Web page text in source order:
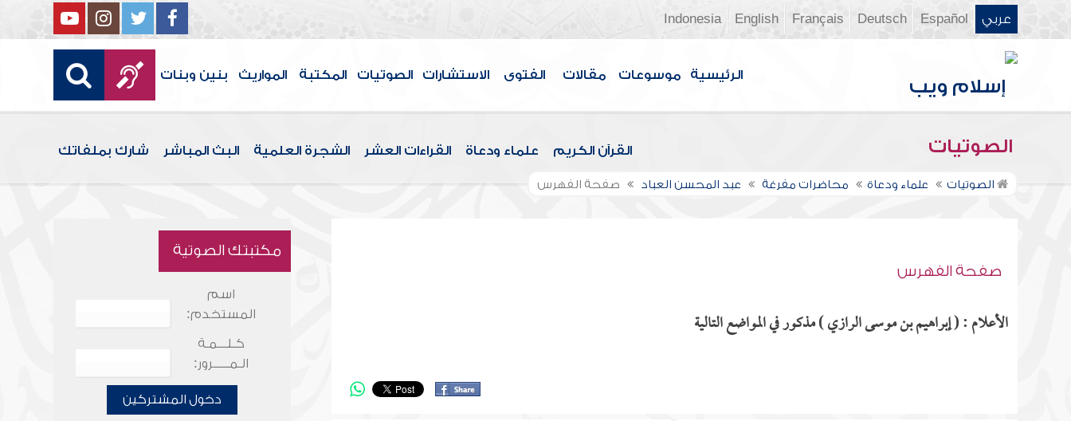
عربي Español
Deutsch
Français
English
Indonesia
الرئيسية موسوعات مقالات الفتوى الاستشارات الصوتيات المكتبة المواريث بنين وبنات
الصوتيات القرآن الكريم علماء ودعاة القراءات العشر الشجرة العلمية البث المباشر شارك بملفاتك
الصوتيات علماء ودعاة محاضرات مفرغة عبد المحسن العباد صفحة الفهرس
صفحة الفهرس
الأعلام : ( إبراهيم بن موسى الرازي ) مذكور في المواضع التالية
مكتبتك الصوتية
اسم
المستخدم:
كـلـــمـة
الـمـــــرور:
دخول المشتركين